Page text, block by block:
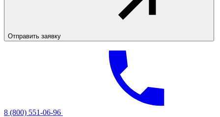
Отправить заявку
8 (800) 551-06-96